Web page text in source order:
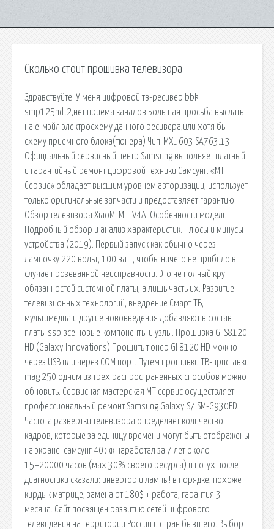
Сколько стоит прошивка телевизора
Здравствуйте! У меня цифровой тв-ресивер bbk
smp125hdt2,нет приема каналов.Большая просьба выслать
на е-мэйл электросхему данного ресивера,или хотя бы
схему приемного блока(тюнера) Чип-MXL 603 SA763.13.
Официальный сервисный центр Samsung выполняет платный
и гарантийный ремонт цифровой техники Самсунг. «МТ
Сервис» обладает высшим уровнем авторизации, использует
только оригинальные запчасти и предоставляет гарантию.
Обзор телевизора XiaoMi Mi TV4A. Особенности модели
Подробный обзор и анализ характеристик. Плюсы и минусы
устройства (2019). Первый запуск как обычно через
лампочку 220 вольт, 100 ватт, чтобы ничего не прибило в
случае прозеванной неисправности. Это не полный круг
обязанностей системной платы, а лишь часть их. Развитие
телевизионных технологий, внедрение Смарт ТВ,
мультимедиа и другие нововведения добавляют в состав
платы ssb все новые компоненты и узлы. Прошивка Gi S8120
HD (Galaxy Innovations) Прошить тюнер GI 8120 HD можно
через USB или через COM порт. Путем прошивки ТВ-приставки
mag 250 одним из трех распространенных способов можно
обновить. Сервисная мастерская МТ сервис осуществляет
профессиональный ремонт Samsung Galaxy S7 SM-G930FD.
Частота развертки телевизора определяет количество
кадров, которые за единицу времени могут быть отображены
на экране. самсунг 40 жк наработал за 7 лет около
15−20000 часов (мах 30% своего ресурса) и потух после
диагностики сказали: инвертор и лампы! в порядке, похоже
кирдык матрице, замена от 180$ + работа, гарантия 3
месяца. Сайт посвящен развитию сетей цифрового
телевидения на территории России и стран бывшего. Выбор